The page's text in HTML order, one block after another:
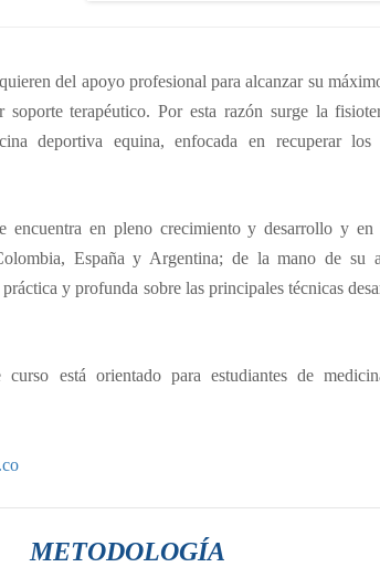
del apoyo profesional para alcanzar su
terapéutico. Por esta razón surge la
deportiva equina, enfocada en recuperar
encuentra en pleno crecimiento y desarrollo y en
España y Argentina; de la mano de su
y profunda sobre las principales técnicas
curso está orientado para estudiantes de
METODOLOGÍA